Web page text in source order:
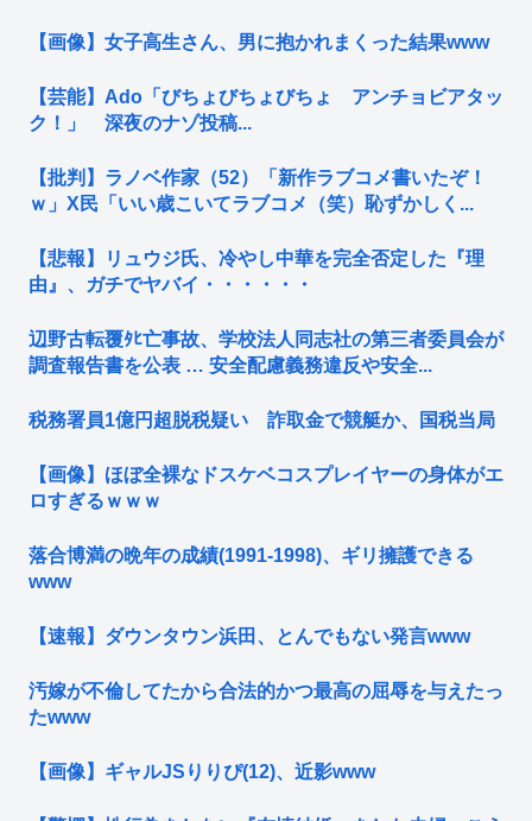
【画像】女子高生さん、男に抱かれまくった結果www
【芸能】Ado「びちょびちょびちょ アンチョビアタッ
ク！」 深夜のナゾ投稿...
【批判】ラノベ作家（52）「新作ラブコメ書いたぞ！
ｗ」X民「いい歳こいてラブコメ（笑）恥ずかしく...
【悲報】リュウジ氏、冷やし中華を完全否定した『理
由』、ガチでヤバイ・・・・・・
辺野古転覆ﾀﾋ亡事故、学校法人同志社の第三者委員会が
調査報告書を公表 … 安全配慮義務違反や安全...
税務署員1億円超脱税疑い 詐取金で競艇か、国税当局
【画像】ほぼ全裸なドスケベコスプレイヤーの身体がエ
ロすぎるｗｗｗ
落合博満の晩年の成績(1991-1998)、ギリ擁護できる
www
【速報】ダウンタウン浜田、とんでもない発言www
汚嫁が不倫してたから合法的かつ最高の屈辱を与えたっ
たwww
【画像】ギャルJSりりぴ(12)、近影www